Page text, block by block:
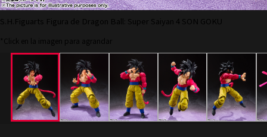
S.H.Figuarts Figura de Dragon Ball: Super Saiyan 4 SON GOKU
*Click en la imagen para agrandar